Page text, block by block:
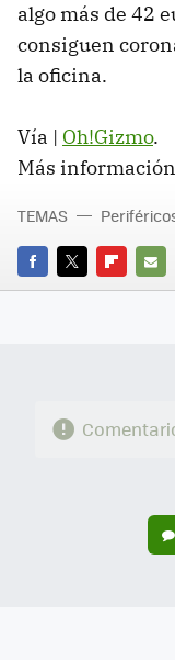
algo más de 42
consiguen
la oficina.
Vía | Oh!Gizmo.
Más
FACEBOOK
TWITTERFLIPBOARD
E-
TEMAS